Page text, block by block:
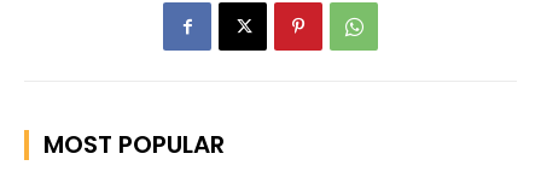
MOST POPULAR